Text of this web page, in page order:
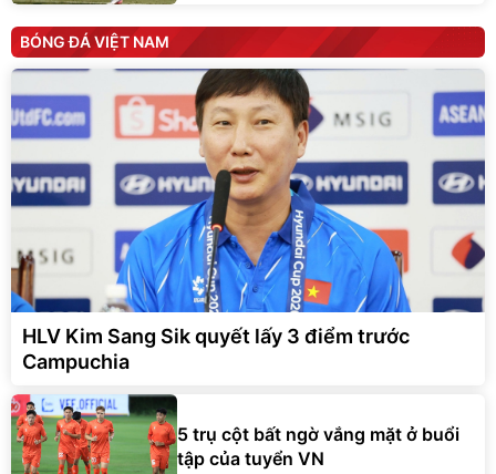
BÓNG ĐÁ VIỆT NAM
HLV Kim Sang Sik quyết lấy 3 điểm trước
Campuchia
5 trụ cột bất ngờ vắng mặt ở buổi
tập của tuyển VN